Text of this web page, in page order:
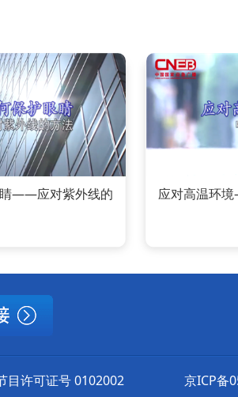
——应对紫外线的
应对高温环
目许可证号 0102002 京ICP备